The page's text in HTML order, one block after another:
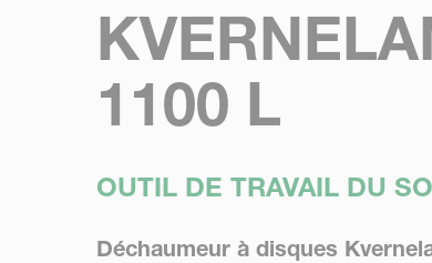
1100 L
OUTIL DE TRAVAIL DU
Déchaumeur à disques